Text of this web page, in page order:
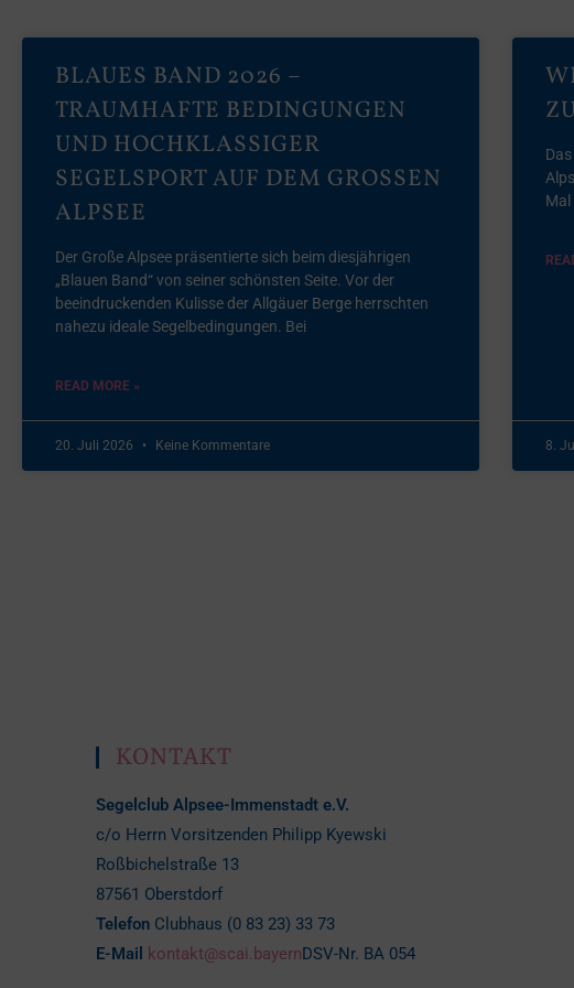
BLAUES BAND 2026 –
TRAUMHAFTE BEDINGUNGEN
UND HOCHKLASSIGER
SEGELSPORT AUF DEM GROSSEN A
LPSEE
Der Große Alpsee präsentierte sich beim diesjährigen
„Blauen Band“ von seiner schönsten Seite. Vor der
beeindruckenden Kulisse der Allgäuer Berge herrschten
nahezu ideale Segelbedingungen. Bei
READ MORE »
20. Juli 2026 Keine Kommentare
Mal
8.
KONTAKT
Segelclub Alpsee-Immenstadt e.V.
c/o Herrn Vorsitzenden Philipp Kyewski
Roßbichelstraße 13
87561 Oberstdorf
Telefon Clubhaus (0 83 23) 33 73
E-Mail
kontakt@scai.bayernDSV-Nr. BA 054